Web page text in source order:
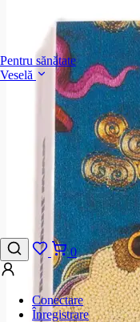
Pentru sănătate
Veselă
0
Conectare
Înregistrare